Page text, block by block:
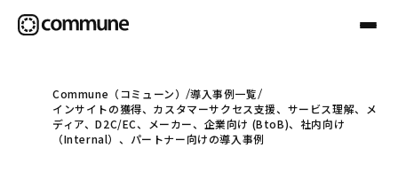
Communeについて
Commune（コミューン）
導入事例一覧
インサイトの獲得、カスタマーサクセス支援、サービス理解、メ
ディア、D2C/EC、メーカー、企業向け (BtoB)、社内向け
（Internal）、パートナー向けの導入事例